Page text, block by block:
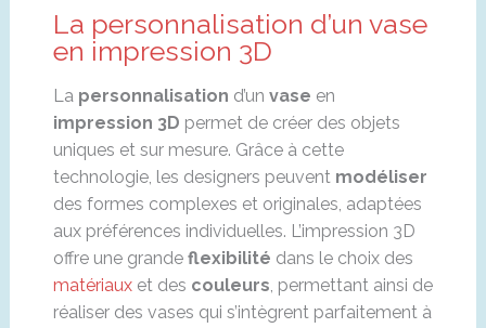
La personnalisation d’un vase
en impression 3D
La personnalisation d’un vase en
impression 3D permet de créer des objets
uniques et sur mesure. Grâce à cette
technologie, les designers peuvent modéliser
des formes complexes et originales, adaptées
aux préférences individuelles. L’impression 3D
offre une grande flexibilité dans le choix des
matériauxet des couleurs, permettant ainsi de
réaliser des vases qui s’intègrent parfaitement à